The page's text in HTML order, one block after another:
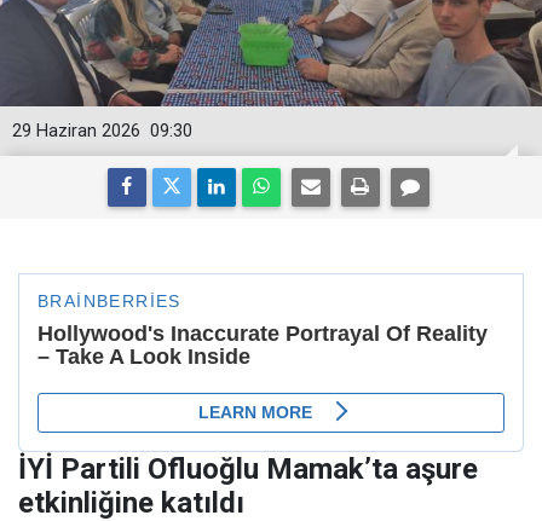
09:30
29 Haziran 2026
İYİ Partili Ofluoğlu Mamak’ta aşure
etkinliğine katıldı